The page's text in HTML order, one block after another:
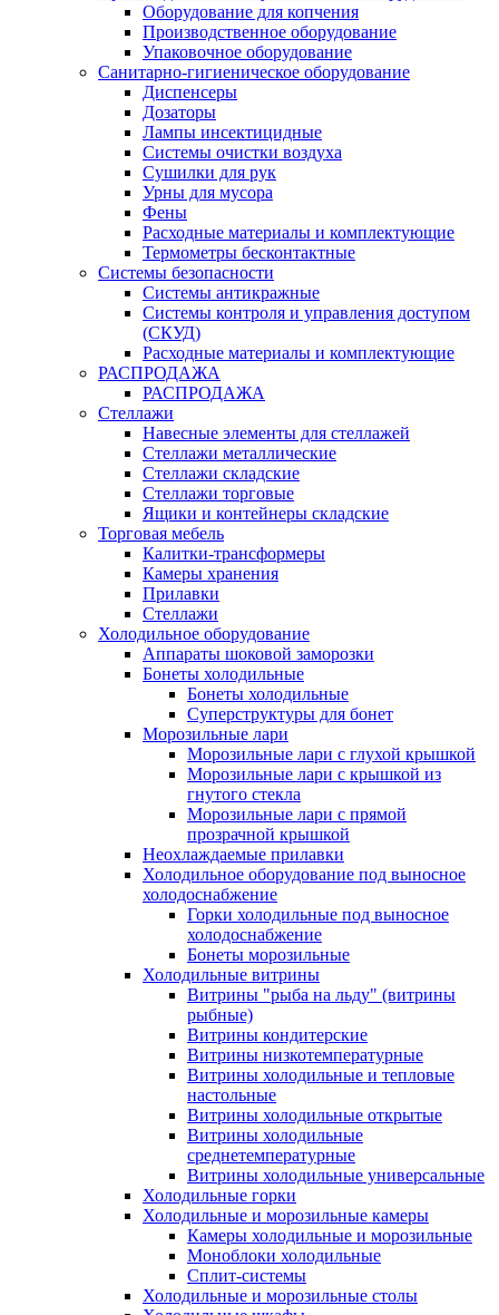
Оборудование для копчения
Производственное оборудование
Упаковочное оборудование
Санитарно-гигиеническое оборудование
Диспенсеры
Дозаторы
Лампы инсектицидные
Системы очистки воздуха
Сушилки для рук
Урны для мусора
Фены
Расходные материалы и комплектующие
Термометры бесконтактные
Системы безопасности
Системы антикражные
Системы контроля и управления доступом
(СКУД)
Расходные материалы и комплектующие
РАСПРОДАЖА
РАСПРОДАЖА
Стеллажи
Навесные элементы для стеллажей
Стеллажи металлические
Стеллажи складские
Стеллажи торговые
Ящики и контейнеры складские
Торговая мебель
Калитки-трансформеры
Камеры хранения
Прилавки
Стеллажи
Холодильное оборудование
Аппараты шоковой заморозки
Бонеты холодильные
Бонеты холодильные
Суперструктуры для бонет
Морозильные лари
Морозильные лари с глухой крышкой
Морозильные лари с крышкой из
гнутого стекла
Морозильные лари с прямой
прозрачной крышкой
Неохлаждаемые прилавки
Холодильное оборудование под выносное
холодоснабжение
Горки холодильные под выносное
холодоснабжение
Бонеты морозильные
Холодильные витрины
Витрины "рыба на льду" (витрины
рыбные)
Витрины кондитерские
Витрины низкотемпературные
Витрины холодильные и тепловые
настольные
Витрины холодильные открытые
Витрины холодильные
среднетемпературные
Витрины холодильные универсальные
Холодильные горки
Холодильные и морозильные камеры
Камеры холодильные и морозильные
Моноблоки холодильные
Сплит-системы
Холодильные и морозильные столы